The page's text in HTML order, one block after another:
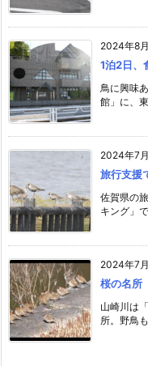
2024年8
1泊2日、
鳥に興味
館」に、
2024年7
旅行支援
佐賀県の
キング」
2024年7
桜の名所
山崎川は
所。野鳥